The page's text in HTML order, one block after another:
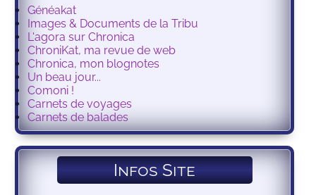
Généakat
Images & Documents de la Tribu
L'agora sur Chronica
ChroniKat, ma revue de web
Chronica, mon blognotes
Un beau jour...
Comoni !
Carnets de voyages
Carnets de balades
Infos Site